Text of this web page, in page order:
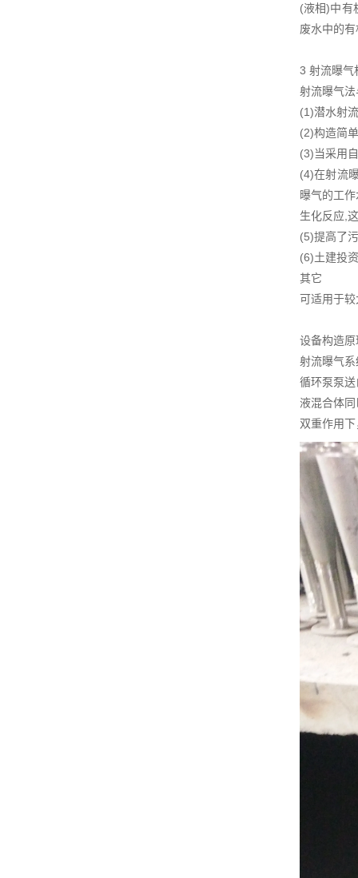
(液相)中有
废水中的
3 射流曝气
射流曝气
(1)潜水射
(2)构造简
(3)当采用
(4)在射流
曝气的工
生化反应,
(5)提高了
(6)土建投
其它
可适用于
设备构造原
射流曝气
循环泵泵
液混合体
双重作用